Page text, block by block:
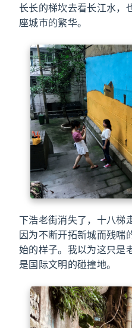
长长的梯坎去看长江水，
座城市的繁华。
下浩老街消失了，十八梯
因为不断开拓新城而残喘
始的样子。我以为这只是
是国际文明的碰撞地。